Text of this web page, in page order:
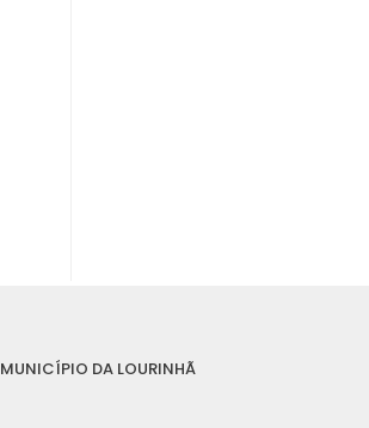
MUNICÍPIO DA LOURINHÃ